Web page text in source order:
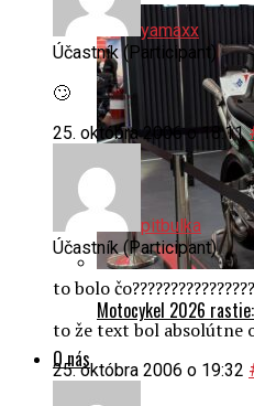
Motocykel 2026
O nás
yamaxx
Účastník (Participant)
🙄
25. októbra 2006 o 18:11
pitbulka
Účastník (Participant)
to bolo
to že text bol absolútne
25. októbra 2006 o 19:32